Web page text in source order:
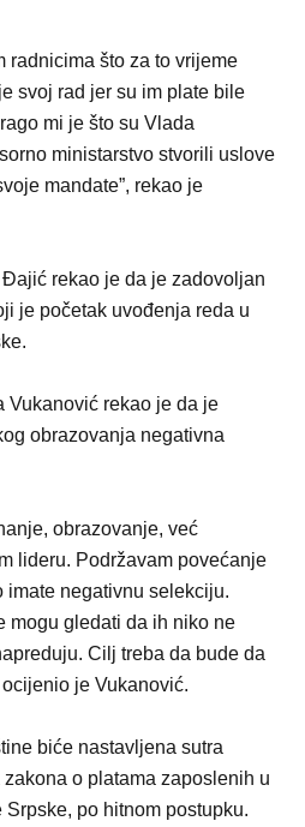
radnicima što za to vrijeme
svoj rad jer su im plate bile
mi je što su Vlada
ministarstvo stvorili uslove
mandate”, rekao je
rekao je da je zadovoljan
je početak uvođenja reda u
Vukanović rekao je da je
obrazovanja negativna
obrazovanje, već
lideru. Podržavam povećanje
imate negativnu selekciju.
mogu gledati da ih niko ne
Cilj treba da bude da
je Vukanović.
biće nastavljena sutra
o platama zaposlenih u
po hitnom postupku.